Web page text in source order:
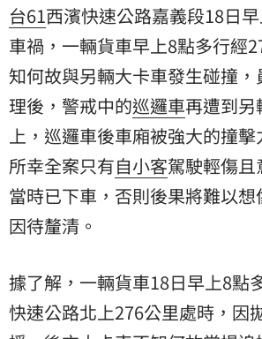
台61西濱快速公路嘉義段18日
車禍 ，一輛貨車早上8點多行經
知何故與另輛大卡車發生碰撞
理後，警戒中的巡邏車再遭到另
上，巡邏車後車廂被強大的撞擊
所幸全案只有自小客駕駛輕傷
當時已下車，否則後果將難以
因待釐清。
據了解，一輛貨車18日早上8點
快速公路北上276公里處時，因